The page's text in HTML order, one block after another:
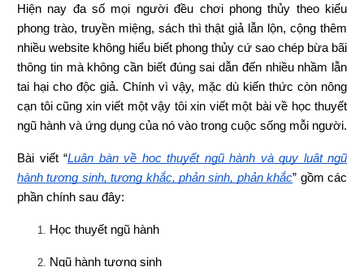
Hiện nay đa số mọi người đều chơi phong thủy theo kiểu
phong trào, truyền miệng, sách thì thật giả lẫn lộn, cộng thêm
nhiều website không hiểu biết phong thủy cứ sao chép bừa bãi
thông tin mà không cần biết đúng sai dẫn đến nhiều nhầm lẫn
tai hại cho độc giả. Chính vì vậy, mặc dù kiến thức còn nông
cạn tôi cũng xin viết một vậy tôi xin viết một bài về học thuyết
ngũ hành và ứng dụng của nó vào trong cuộc sống mỗi người.
Bài viết “Luận bàn về học thuyết ngũ hành và quy luật ngũ
hành tương sinh, tương khắc, phản sinh, phản khắc” gồm các
phần chính sau đây:
Học thuyết ngũ hành
Ngũ hành tương sinh